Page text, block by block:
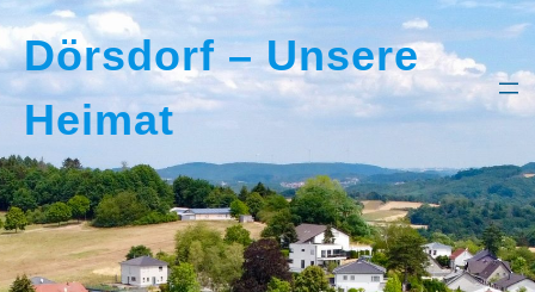
Dörsdorf – Unsere
Heimat